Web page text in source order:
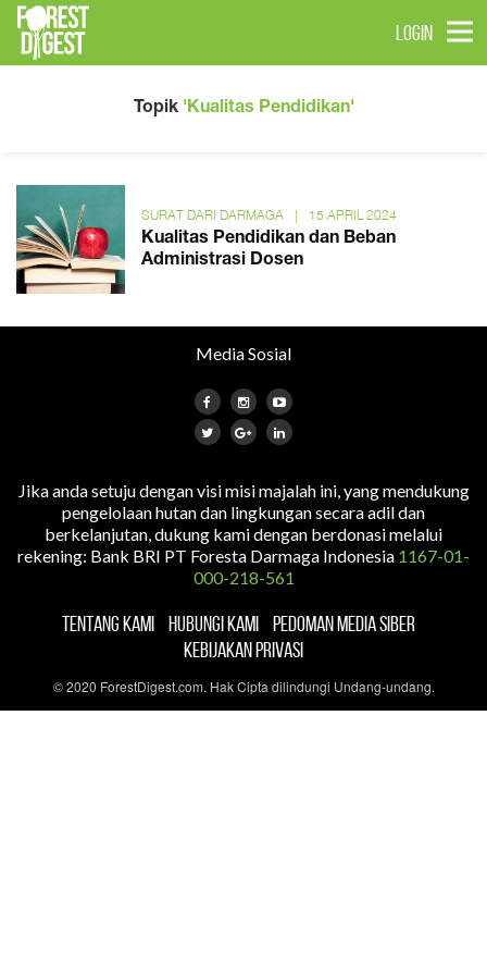
LOGIN
Topik 'Kualitas Pendidikan'
SURAT DARI DARMAGA | 15 APRIL 2024
Kualitas Pendidikan dan Beban
Administrasi Dosen
Media Sosial
Jika anda setuju dengan visi misi majalah ini, yang mendukung
pengelolaan hutan dan lingkungan secara adil dan
berkelanjutan, dukung kami dengan berdonasi melalui
rekening: Bank BRI PT Foresta Darmaga Indonesia 1167-01-
000-218-561
TENTANG KAMI HUBUNGI KAMI
PEDOMAN MEDIA SIBER
KEBIJAKAN PRIVASI
© 2020 ForestDigest.com. Hak Cipta dilindungi Undang-undang.